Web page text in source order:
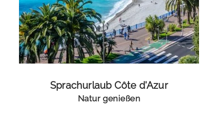
Sprachurlaub Côte d'Azur
Natur genießen
Freizeitangebote der Sprachschule: Museen, Ausflüge,
Weinproben & Kostproben lokaler Küche (teils gegen
Aufpreis)